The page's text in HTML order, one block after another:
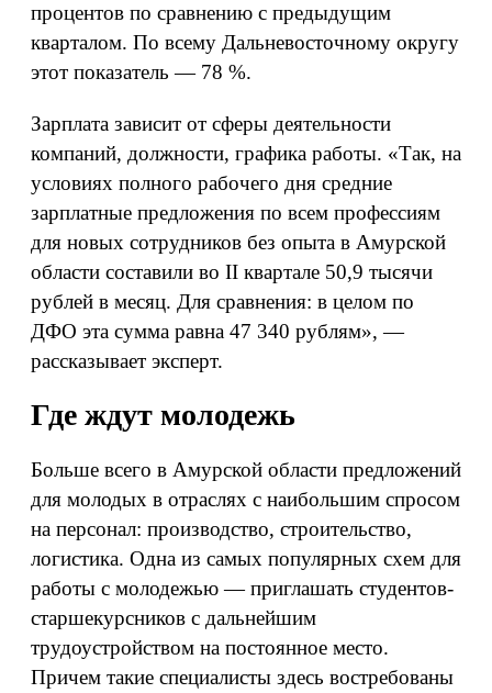
процентов по сравнению с предыдущим
кварталом. По всему Дальневосточному округу
этот показатель — 78 %.
Зарплата зависит от сферы деятельности
компаний, должности, графика работы. «Так, на
условиях полного рабочего дня средние
зарплатные предложения по всем профессиям
для новых сотрудников без опыта в Амурской
области составили во II квартале 50,9 тысячи
рублей в месяц. Для сравнения: в целом по
ДФО эта сумма равна 47 340 рублям», —
рассказывает эксперт.
Где ждут молодежь
Больше всего в Амурской области предложений
для молодых в отраслях с наибольшим спросом
на персонал: производство, строительство,
логистика. Одна из самых популярных схем для
работы с молодежью — приглашать студентов-
старшекурсников с дальнейшим
трудоустройством на постоянное место.
Причем такие специалисты здесь востребованы